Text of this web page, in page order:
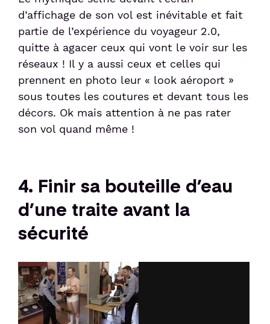
d’affichage de son vol est inévitable et fait
partie de l’expérience du voyageur 2.0,
quitte à agacer ceux qui vont le voir sur les
réseaux ! Il y a aussi ceux et celles qui
prennent en photo leur « look aéroport »
sous toutes les coutures et devant tous les
décors. Ok mais attention à ne pas rater
son vol quand même !
4. Finir sa bouteille d’eau
d’une traite avant la
sécurité